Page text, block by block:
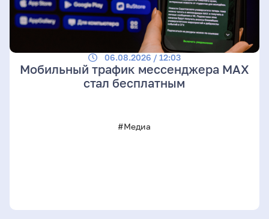
06.08.2026 / 12:03
Мобильный трафик мессенджера MAX
стал бесплатным
#Медиа